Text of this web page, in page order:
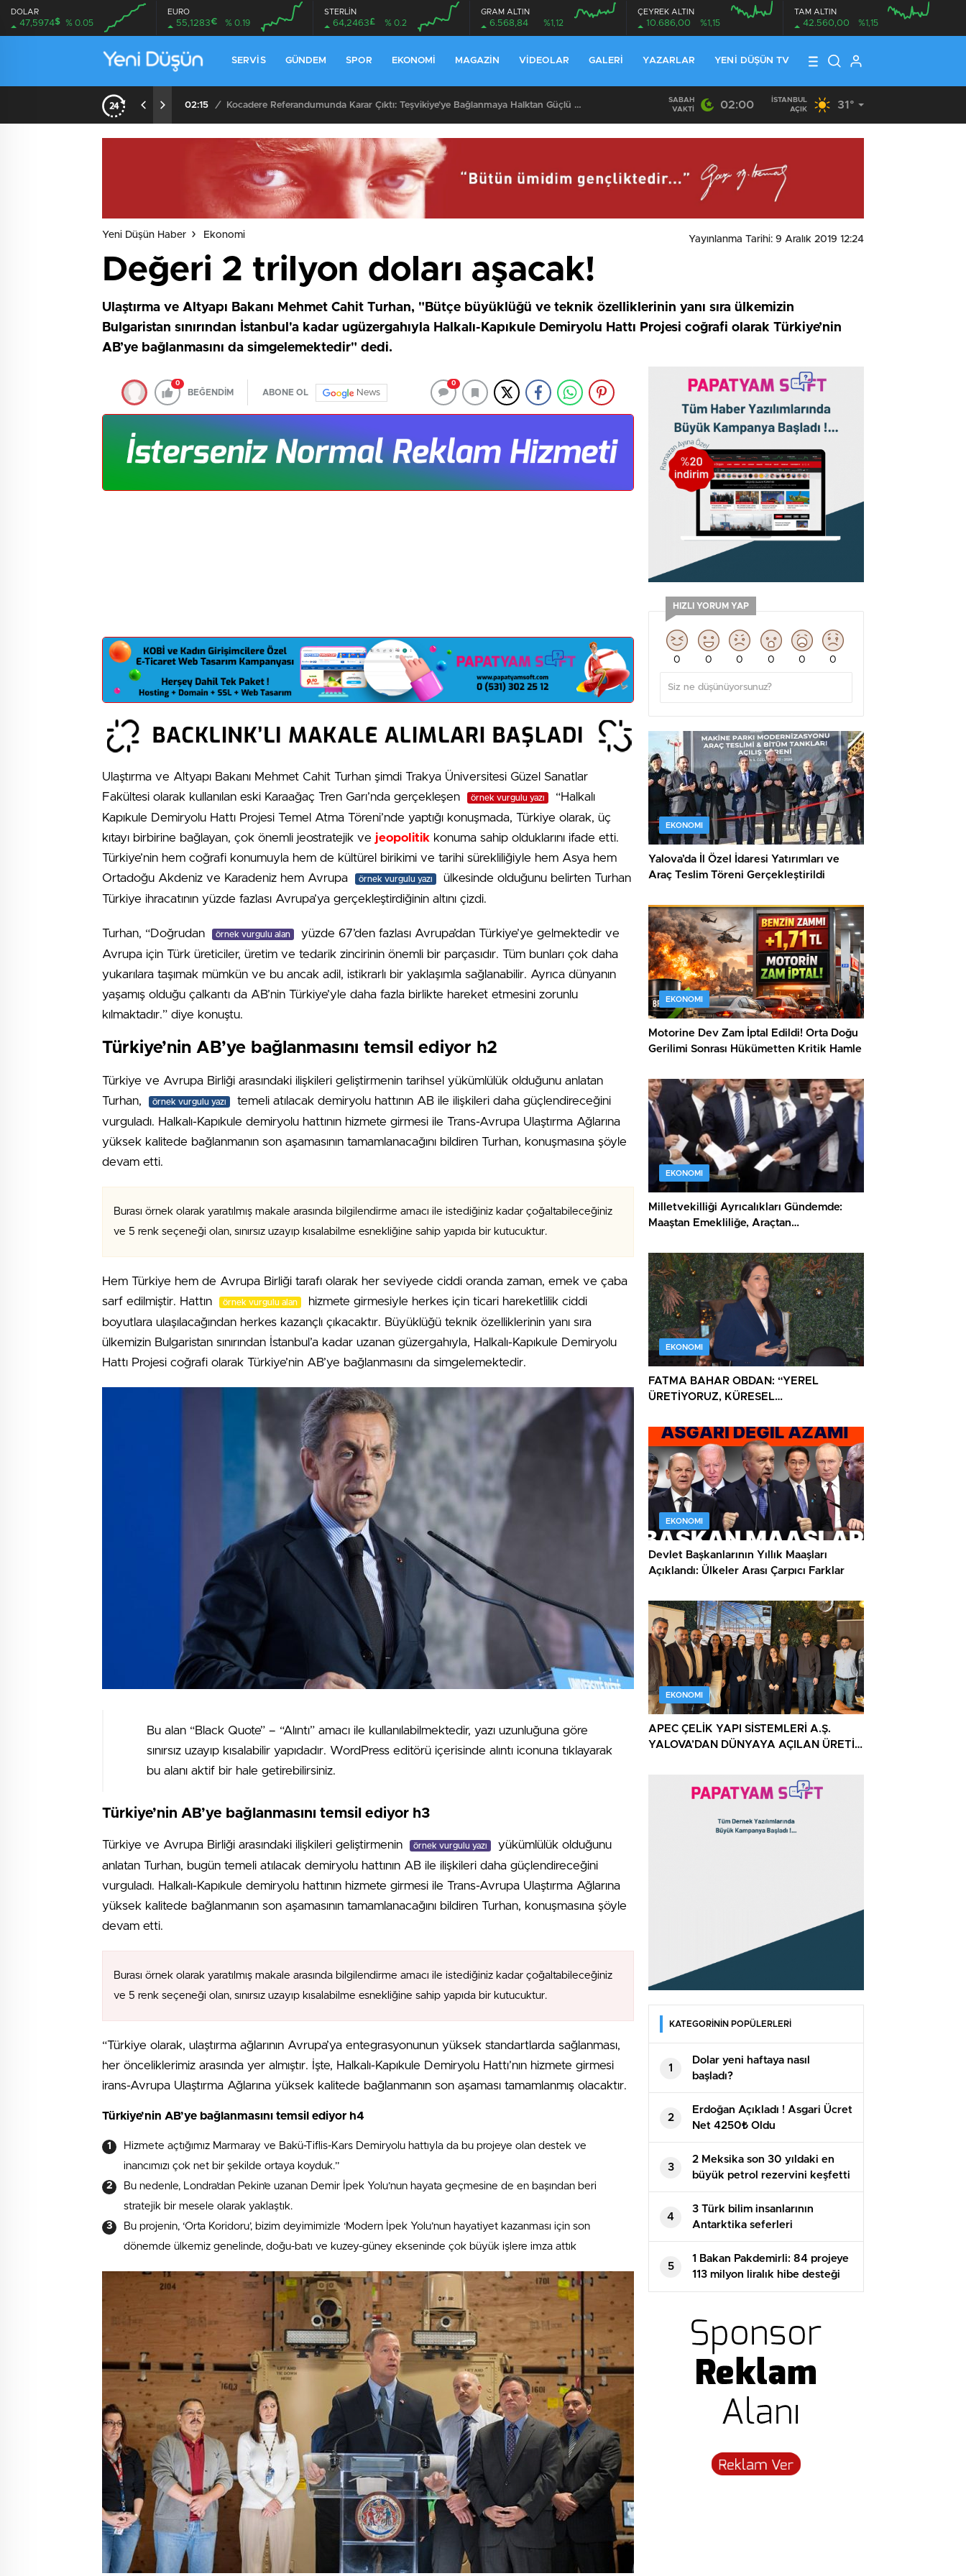
DOLAR
47,5974$ % 0.05
EURO
55,1283€ % 0.19
STERLİN
64,2463£ % 0.2
GRAM ALTIN
6.568,84 %1,12
ÇEYREK ALTIN
10.686,00 %1,15
TAM ALTIN
42.560,00 %1,15
SERVIS GÜNDEM SPOR EKONOMI MAGAZIN VIDEOLAR GALERI YAZARLAR YENI DÜŞÜN TV
02:15 / Kocadere Referandumunda Karar Çıktı: Teşvikiye’ye Bağlanmaya Halktan Güçlü Destek 02:08 / İznik’te Feci Trafik Kazası: Jandarma Astsubayın Eşi
SABAH
VAKTI
02:00
İSTANBUL
AÇIK
31°
Yeni Düşün Haber Ekonomi Yayınlanma Tarihi: 9 Aralık 2019 12:24
Değeri 2 trilyon doları aşacak!
Ulaştırma ve Altyapı Bakanı Mehmet Cahit Turhan, "Bütçe büyüklüğü ve teknik özelliklerinin yanı sıra ülkemizin
Bulgaristan sınırından İstanbul'a kadar ugüzergahıyla Halkalı-Kapıkule Demiryolu Hattı Projesi coğrafi olarak Türkiye’nin
AB’ye bağlanmasını da simgelemektedir" dedi.
0
BEĞENDİM ABONE OL News
0
Ulaştırma ve Altyapı Bakanı Mehmet Cahit Turhan şimdi Trakya Üniversitesi Güzel Sanatlar
Fakültesi olarak kullanılan eski Karaağaç Tren Garı’nda gerçekleşen
örnek vurgulu yazı
“Halkalı
Kapıkule Demiryolu Hattı Projesi Temel Atma Töreni’nde yaptığı konuşmada, Türkiye olarak, üç
kıtayı birbirine bağlayan, çok önemli jeostratejik ve jeopolitik konuma sahip olduklarını ifade etti.
Türkiye’nin hem coğrafi konumuyla hem de kültürel birikimi ve tarihi sürekliliğiyle hem Asya hem
Ortadoğu Akdeniz ve Karadeniz hem Avrupa
örnek vurgulu yazı
ülkesinde olduğunu belirten Turhan
Türkiye ihracatının yüzde fazlası Avrupa’ya gerçekleştirdiğinin altını çizdi.
Turhan, “Doğrudan örnek vurgulu alan
yüzde 67’den fazlası Avrupa’dan Türkiye’ye gelmektedir ve
Avrupa için Türk üreticiler, üretim ve tedarik zincirinin önemli bir parçasıdır. Tüm bunları çok daha
yukarılara taşımak mümkün ve bu ancak adil, istikrarlı bir yaklaşımla sağlanabilir. Ayrıca dünyanın
yaşamış olduğu çalkantı da AB’nin Türkiye’yle daha fazla birlikte hareket etmesini zorunlu
kılmaktadır.” diye konuştu.
Türkiye’nin AB’ye bağlanmasını temsil ediyor h2
Türkiye ve Avrupa Birliği arasındaki ilişkileri geliştirmenin tarihsel yükümlülük olduğunu anlatan
Turhan,
örnek vurgulu yazı
temeli atılacak demiryolu hattının AB ile ilişkileri daha güçlendireceğini
vurguladı. Halkalı-Kapıkule demiryolu hattının hizmete girmesi ile Trans-Avrupa Ulaştırma Ağlarına
yüksek kalitede bağlanmanın son aşamasının tamamlanacağını bildiren Turhan, konuşmasına şöyle
devam etti.
Burası örnek olarak yaratılmış makale arasında bilgilendirme amacı ile istediğiniz kadar çoğaltabileceğiniz
ve 5 renk seçeneği olan, sınırsız uzayıp kısalabilme esnekliğine sahip yapıda bir kutucuktur.
Hem Türkiye hem de Avrupa Birliği tarafı olarak her seviyede ciddi oranda zaman, emek ve çaba
sarf edilmiştir. Hattın
örnek vurgulu alan
hizmete girmesiyle herkes için ticari hareketlilik ciddi
boyutlara ulaşılacağından herkes kazançlı çıkacaktır. Büyüklüğü teknik özelliklerinin yanı sıra
ülkemizin Bulgaristan sınırından İstanbul’a kadar uzanan güzergahıyla, Halkalı-Kapıkule Demiryolu
Hattı Projesi coğrafi olarak Türkiye’nin AB’ye bağlanmasını da simgelemektedir.
Bu alan “Black Quote” – “Alıntı” amacı ile kullanılabilmektedir, yazı uzunluğuna göre
sınırsız uzayıp kısalabilir yapıdadır. WordPress editörü içerisinde alıntı iconuna tıklayarak
bu alanı aktif bir hale getirebilirsiniz.
Türkiye’nin AB’ye bağlanmasını temsil ediyor h3
Türkiye ve Avrupa Birliği arasındaki ilişkileri geliştirmenin örnek vurgulu yazı
yükümlülük olduğunu
anlatan Turhan, bugün temeli atılacak demiryolu hattının AB ile ilişkileri daha güçlendireceğini
vurguladı. Halkalı-Kapıkule demiryolu hattının hizmete girmesi ile Trans-Avrupa Ulaştırma Ağlarına
yüksek kalitede bağlanmanın son aşamasının tamamlanacağını bildiren Turhan, konuşmasına şöyle
devam etti.
Burası örnek olarak yaratılmış makale arasında bilgilendirme amacı ile istediğiniz kadar çoğaltabileceğiniz
ve 5 renk seçeneği olan, sınırsız uzayıp kısalabilme esnekliğine sahip yapıda bir kutucuktur.
“Türkiye olarak, ulaştırma ağlarının Avrupa’ya entegrasyonunun yüksek standartlarda sağlanması,
her önceliklerimiz arasında yer almıştır. İşte, Halkalı-Kapıkule Demiryolu Hattı’nın hizmete girmesi
irans-Avrupa Ulaştırma Ağlarına yüksek kalitede bağlanmanın son aşaması tamamlanmış olacaktır.
Türkiye’nin AB’ye bağlanmasını temsil ediyor h4
Hizmete açtığımız Marmaray ve Bakü-Tiflis-Kars Demiryolu hattıyla da bu projeye olan destek ve
inancımızı çok net bir şekilde ortaya koyduk.”
Bu nedenle, Londra’dan Pekin’e uzanan Demir İpek Yolu’nun hayata geçmesine de en başından beri
stratejik bir mesele olarak yaklaştık.
Bu projenin, ‘Orta Koridoru’, bizim deyimimizle ‘Modern İpek Yolu’nun hayatiyet kazanması için son
dönemde ülkemiz genelinde, doğu-batı ve kuzey-güney ekseninde çok büyük işlere imza attık
HIZLI YORUM YAP
0 0 0 0 0 0
EKONOMI
Yalova’da İl Özel İdaresi Yatırımları ve
Araç Teslim Töreni Gerçekleştirildi
EKONOMI
Motorine Dev Zam İptal Edildi! Orta Doğu
Gerilimi Sonrası Hükümetten Kritik Hamle
EKONOMI
Milletvekilliği Ayrıcalıkları Gündemde:
Maaştan Emekliliğe, Araçtan
EKONOMI
FATMA BAHAR OBDAN: “YEREL
ÜRETİYORUZ, KÜRESEL
EKONOMI
Devlet Başkanlarının Yıllık Maaşları
Açıklandı: Ülkeler Arası Çarpıcı Farklar
EKONOMI
APEC ÇELİK YAPI SİSTEMLERİ A.Ş.
YALOVA’DAN DÜNYAYA AÇILAN ÜRETİM
KATEGORİNİN POPÜLERLERİ
1
Dolar yeni haftaya nasıl
başladı?
2
Erdoğan Açıkladı ! Asgari Ücret
Net 4250₺ Oldu
3
2 Meksika son 30 yıldaki en
büyük petrol rezervini keşfetti
4
3 Türk bilim insanlarının
Antarktika seferleri
meyvelerini veriyor
5
1 Bakan Pakdemirli: 84 projeye
113 milyon liralık hibe desteği
sağlanacak